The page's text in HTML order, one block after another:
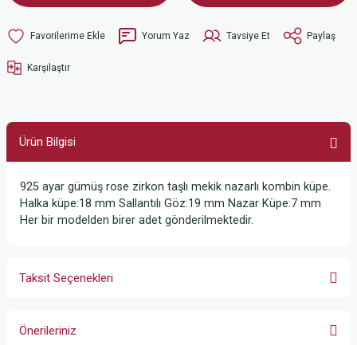
Yorum Yaz Tavsiye Et Paylaş
Karşılaştır
Ürün Bilgisi
925 ayar gümüş rose zirkon taşlı mekik nazarlı kombin küpe.
Halka küpe:18 mm Sallantılı Göz:19 mm Nazar Küpe:7 mm
Her bir modelden birer adet gönderilmektedir.
Taksit Seçenekleri
Önerileriniz